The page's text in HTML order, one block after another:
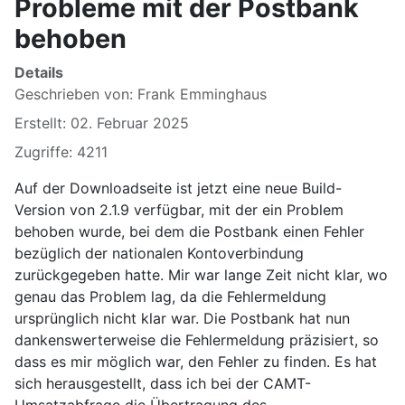
Probleme mit der Postbank
behoben
Details
Geschrieben von: Frank Emminghaus
Erstellt: 02. Februar 2025
Zugriffe: 4211
Auf der Downloadseite ist jetzt eine neue Build-
Version von 2.1.9 verfügbar, mit der ein Problem
behoben wurde, bei dem die Postbank einen Fehler
bezüglich der nationalen Kontoverbindung
zurückgegeben hatte. Mir war lange Zeit nicht klar, wo
genau das Problem lag, da die Fehlermeldung
ursprünglich nicht klar war. Die Postbank hat nun
dankenswerterweise die Fehlermeldung präzisiert, so
dass es mir möglich war, den Fehler zu finden. Es hat
sich herausgestellt, dass ich bei der CAMT-